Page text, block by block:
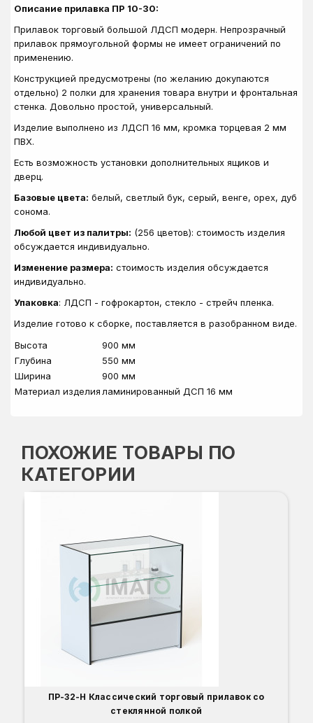
Описание прилавка ПР 10-30:
Прилавок торговый большой ЛДСП модерн. Непрозрачный
прилавок прямоугольной формы не имеет ограничений по
применению.
Конструкцией предусмотрены (по желанию докупаются
отдельно) 2 полки для хранения товара внутри и фронтальная
стенка. Довольно простой, универсальный.
Изделие выполнено из ЛДСП 16 мм, кромка торцевая 2 мм
ПВХ.
Есть возможность установки дополнительных ящиков и
дверц.
Базовые цвета: белый, светлый бук, серый, венге, орех, дуб
сонома.
Любой цвет из палитры: (256 цветов): стоимость изделия
обсуждается индивидуально.
Изменение размера: стоимость изделия обсуждается
индивидуально.
Упаковка: ЛДСП - гофрокартон, стекло - стрейч пленка.
Изделие готово к сборке, поставляется в разобранном виде.
Высота
900 мм
Глубина
550 мм
Ширина
900 мм
Материал изделия ламинированный ДСП 16 мм
ПОХОЖИЕ ТОВАРЫ ПО
КАТЕГОРИИ
ПР-32-Н Классический торговый прилавок со
стеклянной полкой